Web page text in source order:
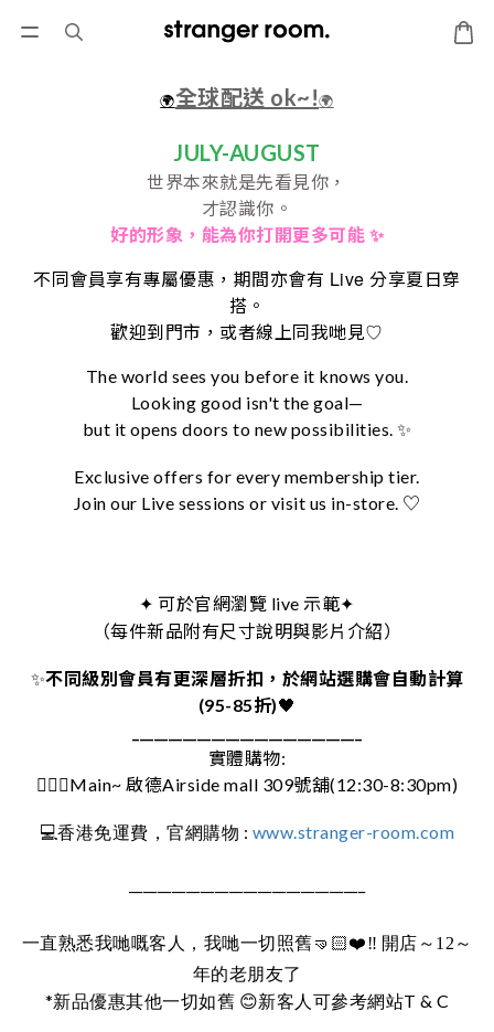
🌍全球配送 ok~!🌍
JULY-AUGUST
世界本來就是先看見你，
才認識你。
好的形象， 能為你打開更多可能 ✨
不同會員享有專屬優惠，期間亦會有 Live分享夏日穿
搭。
歡迎到門市，或者線上同我哋見♡
The world sees you before it knows you.
Looking good isn't the goal—
but it opens doors to new possibilities. ✨
Exclusive offers for every membership tier.
Join our Live sessions or visit us in-store. ♡
✦ 可於官網瀏覽 live 示範✦
（每件新品附有尺寸說明與影片介紹）
✨不同級別會員有更深層折扣，於網站選購會自動計算
(95-85折)🖤
實體購物:
🚶🏻‍♀️Main~ 啟德Airside mall 309號舖(12:30-8:30pm)
💻香港免運費，官網購物 : www.stranger-room.com
一直熟悉我哋嘅客人，我哋一切照舊🤜🏻❤️‼️ 開店～12～
年的老朋友了
*新品優惠其他一切如舊 😊新客人可參考網站T & C